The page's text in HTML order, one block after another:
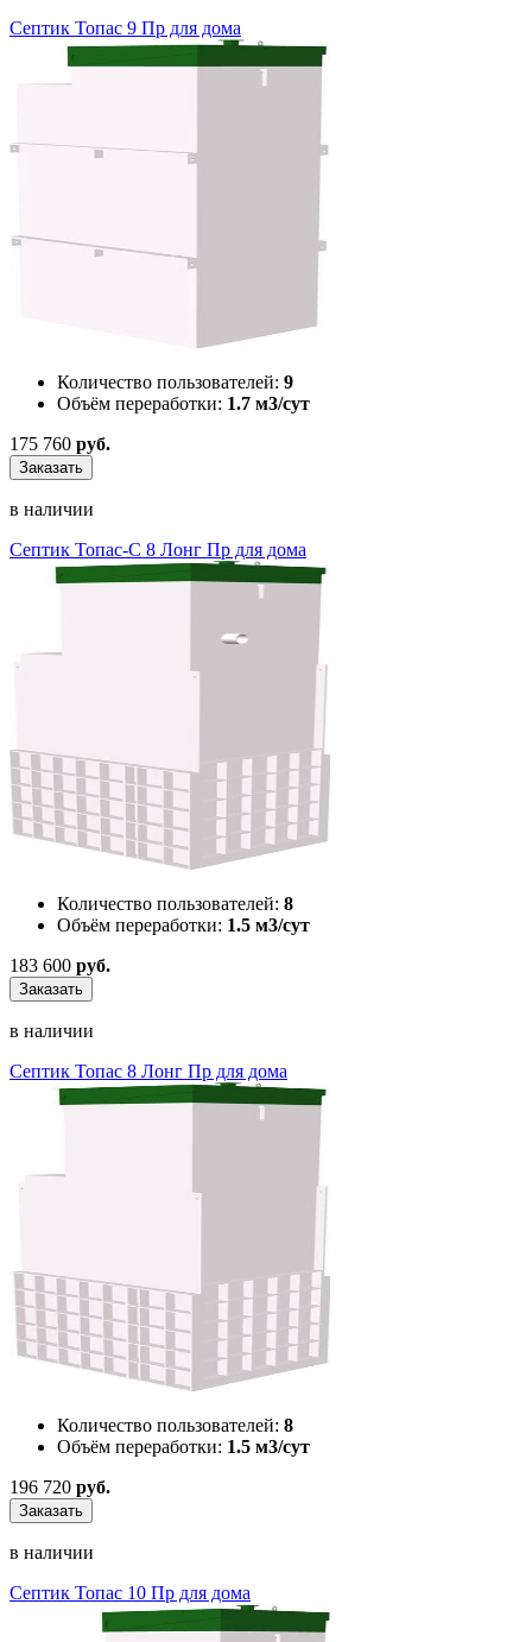
Септик Топас 9 Пр для дома
Количество пользователей: 9
Объём переработки: 1.7 м3/сут
175 760 руб.
Заказать
в наличии
Септик Топас-С 8 Лонг Пр для дома
Количество пользователей: 8
Объём переработки: 1.5 м3/сут
183 600 руб.
Заказать
в наличии
Септик Топас 8 Лонг Пр для дома
Количество пользователей: 8
Объём переработки: 1.5 м3/сут
196 720 руб.
Заказать
в наличии
Септик Топас 10 Пр для дома